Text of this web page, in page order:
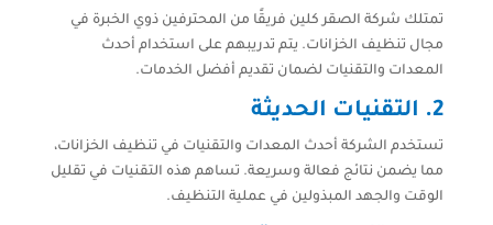
تمتلك شركة الصقر كلين فريقًا من المحترفين ذوي الخبرة في
مجال تنظيف الخزانات. يتم تدريبهم على استخدام أحدث
المعدات والتقنيات لضمان تقديم أفضل الخدمات.
2. التقنيات الحديثة
تستخدم الشركة أحدث المعدات والتقنيات في تنظيف الخزانات،
مما يضمن نتائج فعالة وسريعة. تساهم هذه التقنيات في تقليل
الوقت والجهد المبذولين في عملية التنظيف.